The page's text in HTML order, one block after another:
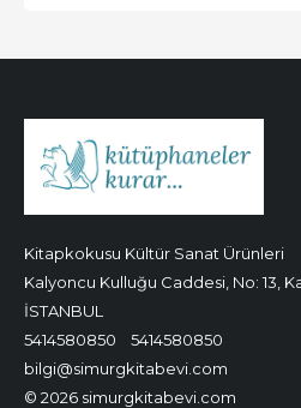
Kitapkokusu Kültür Sanat Ürünleri
Kalyoncu Kulluğu Caddesi, No: 13,
İSTANBUL
5414580850
5414580850
bilgi@simurgkitabevi.com
© 2026 simurgkitabevi.com